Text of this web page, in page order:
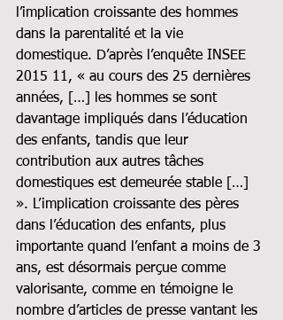
l’implication croissante des hommes
dans la parentalité et la vie
domestique. D’après l’enquête INSEE
2015 11, « au cours des 25 dernières
années, […] les hommes se sont
davantage impliqués dans l’éducation
des enfants, tandis que leur
contribution aux autres tâches
domestiques est demeurée stable […]
». L’implication croissante des pères
dans l’éducation des enfants, plus
importante quand l’enfant a moins de 3
ans, est désormais perçue comme
valorisante, comme en témoigne le
nombre d’articles de presse vantant les